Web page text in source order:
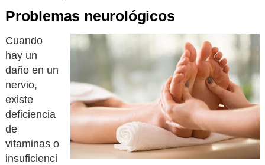
Problemas neurológicos
Cuando
hay un
daño en un
nervio,
existe
deficiencia
de
vitaminas o
insuficienci